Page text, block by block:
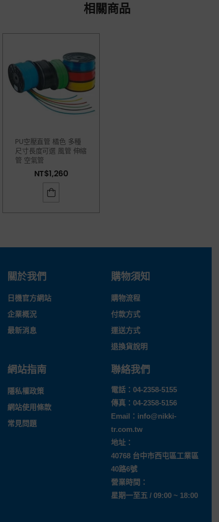
相關商品
PU空壓直管 橘色 多種
尺寸長度可選 風管 伸縮
管 空氣管
NT$1,260
關於我們
日機官方網站
企業概況
最新消息
購物須知
購物流程
付款方式
運送方式
退換貨說明
網站指南
隱私權政策
網站使用條款
常見問題
聯絡我們
電話： 04-2358-5155
傳真：04-2358-5156
Email： info@nikki-
tr.com.tw
地址：
40768 台中市西屯區工業區
40路6號
營業時間：
星期一至五 / 09:00 ~ 18:00